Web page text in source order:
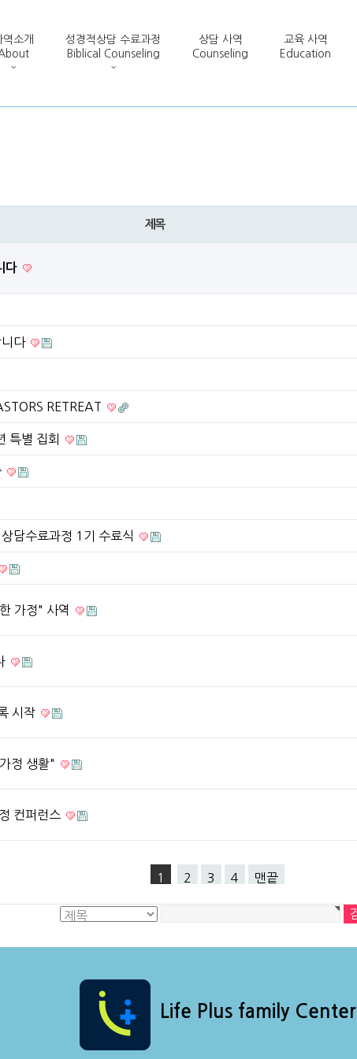
역소개
성경적상담 수료과정
Biblical Counseling
상담 사역
Counseling
교육 사역
Education
제목
다
다
RETREAT
특별 집회
담수료과정 1기 수료식
가정" 사역
시작
정 생활"
컨퍼런스
1 2 3 4 맨끝
Life Plus family Center